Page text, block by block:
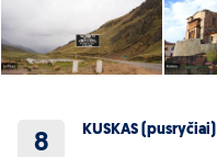
8
KUSKAS (pusryčiai)